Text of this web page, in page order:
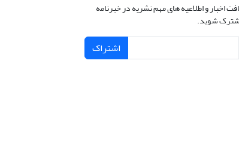
اخبار و اطلاعیه های مهم نشریه در خبرنامه
شوید.
اشتراک